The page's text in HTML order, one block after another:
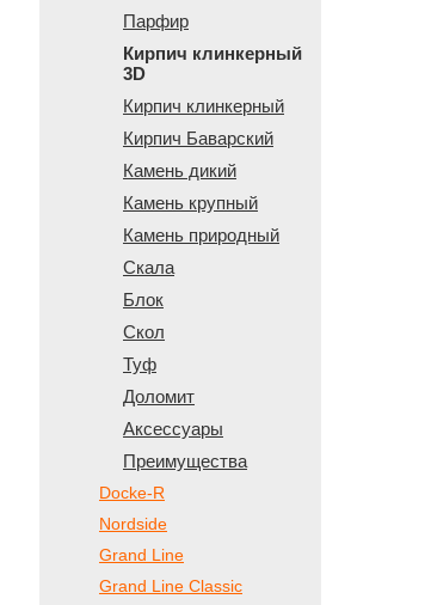
Парфир
Кирпич клинкерный
3D
Кирпич клинкерный
Кирпич Баварский
Камень дикий
Камень крупный
Камень природный
Скала
Блок
Скол
Туф
Доломит
Аксессуары
Преимущества
Docke-R
Nordside
Grand Line
Grand Line Classic